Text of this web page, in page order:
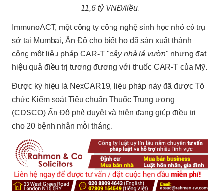
11,6 tỷ VNĐ/liều.
ImmunoACT, một công ty công nghệ sinh học nhỏ có trụ
sở tại Mumbai, Ấn Độ cho biết họ đã sản xuất thành
công một liệu pháp CAR-T "cây nhà lá vườn"nhưng đạt
hiệu quả điều trị tương đương với thuốc CAR-T của Mỹ.
Được ký hiệu là NexCAR19, liệu pháp này đã được Tổ
chức Kiểm soát Tiêu chuẩn Thuốc Trung ương
(CDSCO) Ấn Độ phê duyệt và hiện đang giúp điều trị
cho 20 bệnh nhân mỗi tháng.